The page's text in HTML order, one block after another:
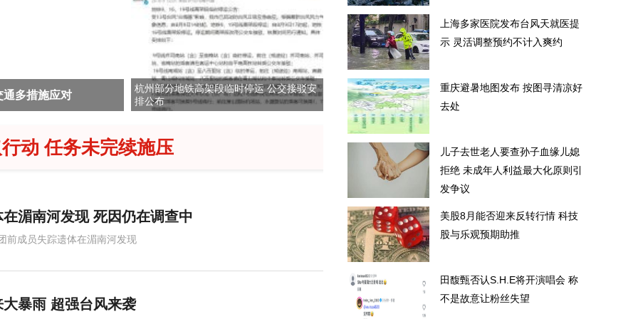
迎接增长市场 上海多家医院发布台风天就医提示 灵活调整预约不计入爽约
杭州部分地铁高架段临时停运 公交接驳安
排公布
动 任务未完续施压
湄南河发现 死因仍在调查中
前成员失踪遗体在湄南河发现
暴雨 超强台风来袭
上海多家医院发布台风天就医提
示 灵活调整预约不计入爽约
重庆避暑地图发布 按图寻清凉好
去处
儿子去世老人要查孙子血缘儿媳
拒绝 未成年人利益最大化原则引
发争议
美股8月能否迎来反转行情 科技
股与乐观预期助推
田馥甄否认S.H.E将开演唱会 称
不是故意让粉丝失望